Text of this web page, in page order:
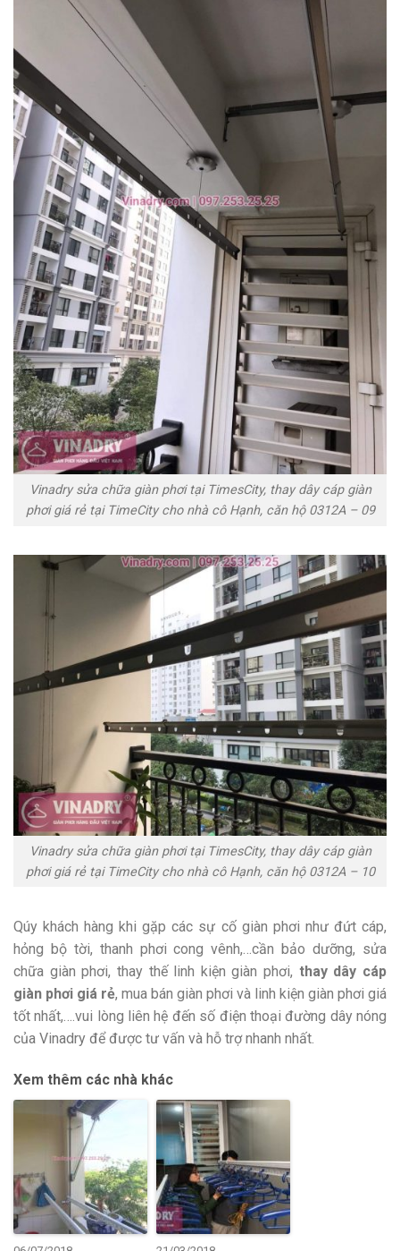
Vinadry sửa chữa giàn phơi tại TimesCity, thay dây cáp giàn
phơi giá rẻ tại TimeCity cho nhà cô Hạnh, căn hộ 0312A – 09
Vinadry sửa chữa giàn phơi tại TimesCity, thay dây cáp giàn
phơi giá rẻ tại TimeCity cho nhà cô Hạnh, căn hộ 0312A – 10
Qúy khách hàng khi gặp các sự cố giàn phơi như đứt cáp,
hỏng bộ tời, thanh phơi cong vênh,…cần bảo dưỡng, sửa
chữa giàn phơi, thay thế linh kiện giàn phơi, thay dây cáp
giàn phơi giá rẻ, mua bán giàn phơi và linh kiện giàn phơi giá
tốt nhất,….vui lòng liên hệ đến số điện thoại đường dây nóng
của Vinadry để được tư vấn và hỗ trợ nhanh nhất.
Xem thêm các nhà khác